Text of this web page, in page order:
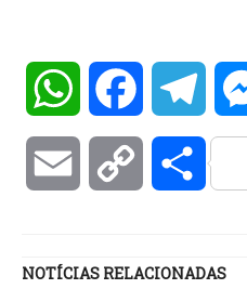
WhatsAppFacebook
Email Copy
NOTÍCIAS RELACIONADAS